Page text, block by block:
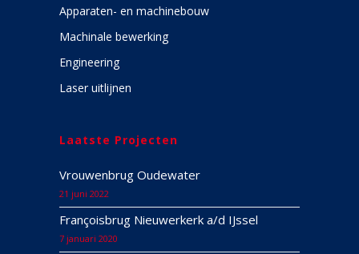
Apparaten- en machinebouw
Machinale bewerking
Engineering
Laser uitlijnen
Laatste Projecten
Vrouwenbrug Oudewater
21 juni 2022
Françoisbrug Nieuwerkerk a/d IJssel
7 januari 2020